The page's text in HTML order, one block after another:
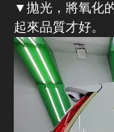
​▼拋光，將氧化
起來品質才好。